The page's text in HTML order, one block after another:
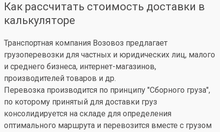
Как рассчитать стоимость доставки в
калькуляторе
Транспортная компания Возовоз предлагает
грузоперевозки для частных и юридических лиц, малого
и среднего бизнеса, интернет-магазинов,
производителей товаров и др.
Перевозка производится по принципу "Сборного груза",
по которому принятый для доставки груз
консолидируется на складе для определения
оптимального маршрута и перевозится вместе с грузом